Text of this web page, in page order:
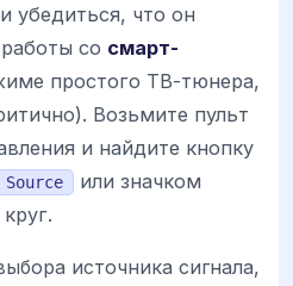
убедиться, что он
со смарт-
простого ТВ-тюнера,
Возьмите пульт
и найдите кнопку
Source
или значком
источника сигнала,